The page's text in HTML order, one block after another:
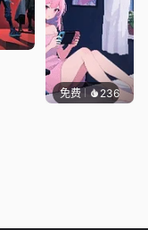
免费 236好看